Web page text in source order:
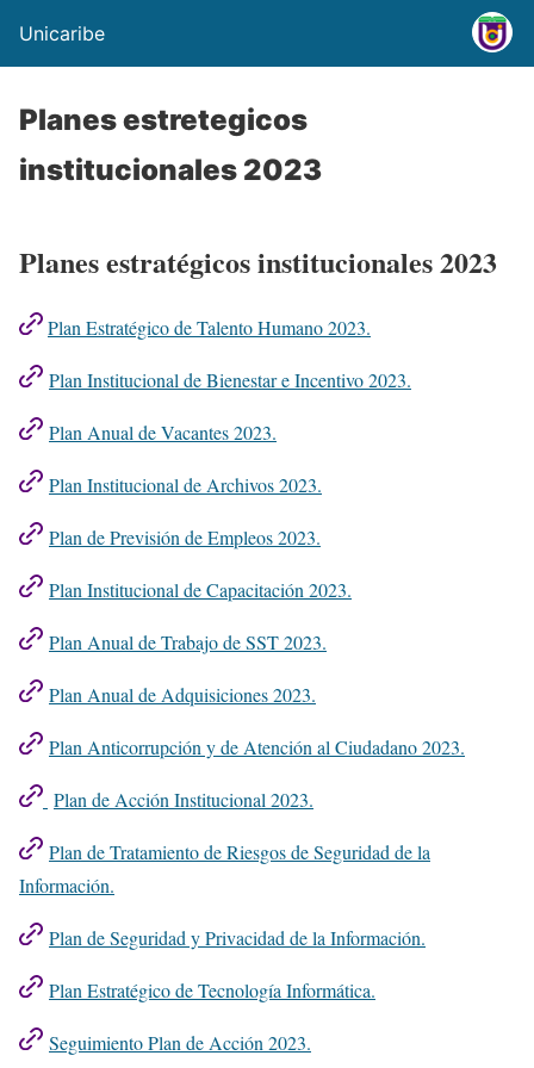
Unicaribe
Planes estretegicos
institucionales 2023
Planes estratégicos institucionales 2023
Plan Estratégico de Talento Humano 2023.
Plan Institucional de Bienestar e Incentivo 2023.
Plan Anual de Vacantes 2023.
Plan Institucional de Archivos 2023.
Plan de Previsión de Empleos 2023.
Plan Institucional de Capacitación 2023.
Plan Anual de Trabajo de SST 2023.
Plan Anual de Adquisiciones 2023.
Plan Anticorrupción y de Atención al Ciudadano 2023.
Plan de Acción Institucional 2023.
Plan de Tratamiento de Riesgos de Seguridad de la
Información.
Plan de Seguridad y Privacidad de la Información.
Plan Estratégico de Tecnología Informática.
Seguimiento Plan de Acción 2023.